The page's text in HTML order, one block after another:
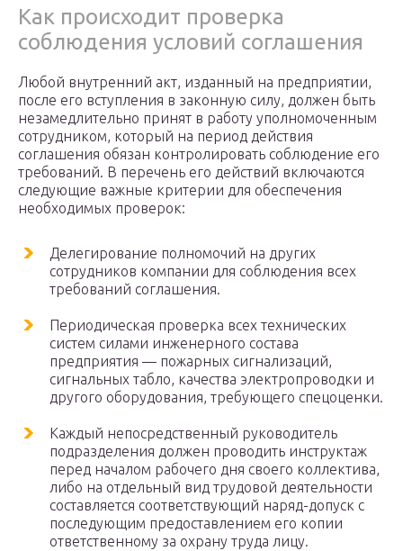
Как происходит проверка
соблюдения условий соглашения
Любой внутренний акт, изданный на предприятии,
после его вступления в законную силу, должен быть
незамедлительно принят в работу уполномоченным
сотрудником, который на период действия
соглашения обязан контролировать соблюдение его
требований. В перечень его действий включаются
следующие важные критерии для обеспечения
необходимых проверок:
Делегирование полномочий на других
сотрудников компании для соблюдения всех
требований соглашения.
Периодическая проверка всех технических
систем силами инженерного состава
предприятия — пожарных сигнализаций,
сигнальных табло, качества электропроводки и
другого оборудования, требующего спецоценки.
Каждый непосредственный руководитель
подразделения должен проводить инструктаж
перед началом рабочего дня своего коллектива,
либо на отдельный вид трудовой деятельности
составляется соответствующий наряд-допуск с
последующим предоставлением его копии
ответственному за охрану труда лицу.